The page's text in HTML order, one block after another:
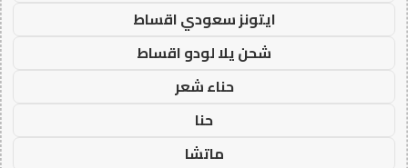
ايتونز سعودي اقساط
شحن يلا لودو اقساط
حناء شعر
حنا
ماتشا